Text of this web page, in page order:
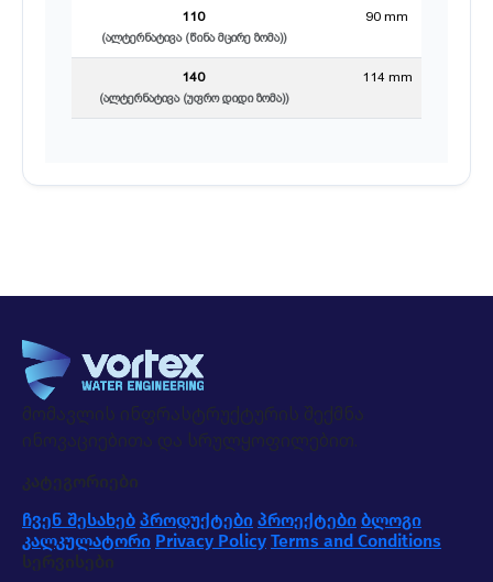
110
(ალტერნატივა (წინა მცირე ზომა))
90 mm
140
(ალტერნატივა (უფრო დიდი ზომა))
114 mm
მომავლის ინფრასტრუქტურის შექმნა
ინოვაციებითა და სრულყოფილებით.
კატეგორიები
ჩვენ შესახებ პროდუქტები პროექტები ბლოგი
კალკულატორი Privacy Policy Terms and Conditions
სერვისები